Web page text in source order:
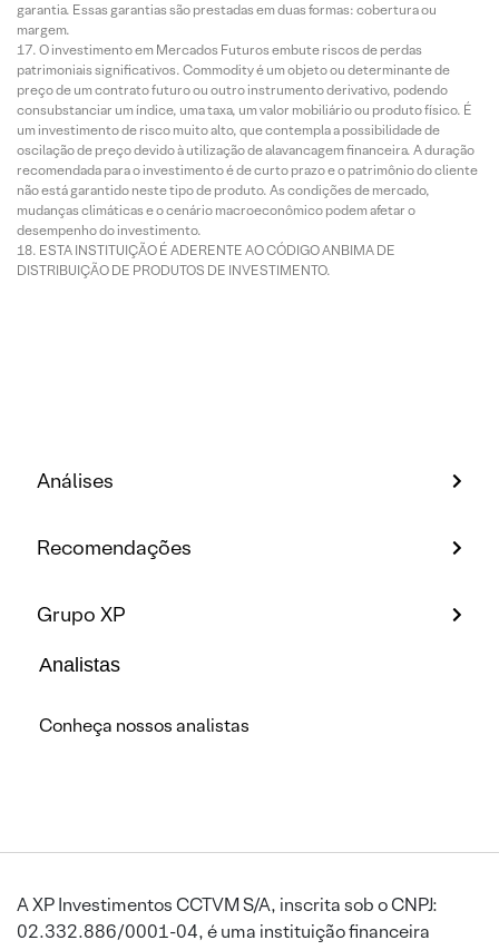
garantia. Essas garantias são prestadas em duas formas: cobertura ou
margem.
O investimento em Mercados Futuros embute riscos de perdas
patrimoniais significativos. Commodity é um objeto ou determinante de
preço de um contrato futuro ou outro instrumento derivativo, podendo
consubstanciar um índice, uma taxa, um valor mobiliário ou produto físico. É
um investimento de risco muito alto, que contempla a possibilidade de
oscilação de preço devido à utilização de alavancagem financeira. A duração
recomendada para o investimento é de curto prazo e o patrimônio do cliente
não está garantido neste tipo de produto. As condições de mercado,
mudanças climáticas e o cenário macroeconômico podem afetar o
desempenho do investimento.
ESTA INSTITUIÇÃO É ADERENTE AO CÓDIGO ANBIMA DE
DISTRIBUIÇÃO DE PRODUTOS DE INVESTIMENTO.
Análises
Recomendações
Grupo XP
Analistas
Conheça nossos analistas
A XP Investimentos CCTVM S/A, inscrita sob o CNPJ:
02.332.886/0001-04, é uma instituição financeira